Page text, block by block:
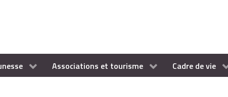
Associations et tourisme Cadre de vie